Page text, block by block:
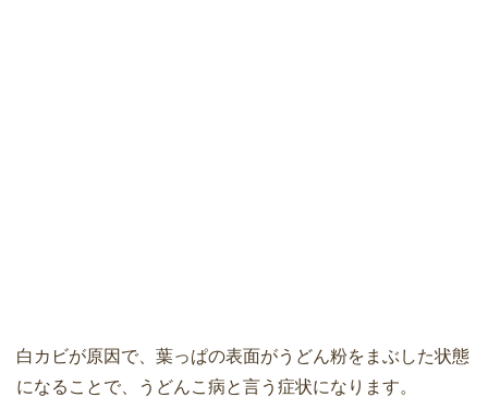
白カビが原因で、葉っぱの表面がうどん粉をまぶした状態
になることで、うどんこ病と言う症状になります。